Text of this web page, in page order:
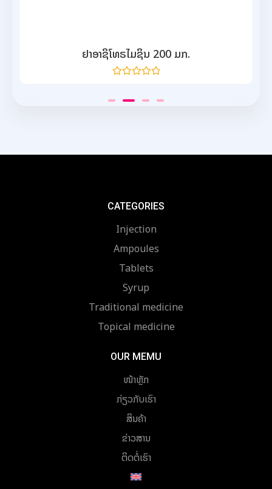
ຢາອາຊິໂທຣໄມຊິນ 200 ມກ.
0
CATEGORIES
Injection
Ampoules
Tablets
Syrup
Traditional medicine
Topical medicine
OUR MEMU
ໜ້າຫຼັກ
ກ່ຽວກັບເຮົາ
ສິນຄ້າ
ຂ່າວສານ
ຕິດຕໍ່ເຮົາ